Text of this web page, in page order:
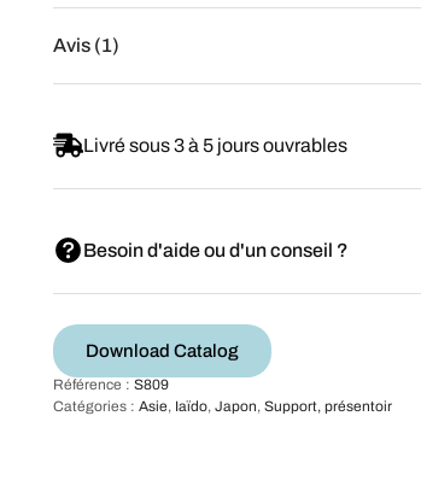
Avis (1)
Livré sous 3 à 5 jours ouvrables
Besoin d'aide ou d'un conseil ?
Download Catalog
Référence : S809
Catégories : Asie, Iaïdo, Japon, Support, présentoir